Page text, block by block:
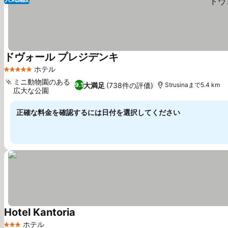
5 ホテルのランク
ホテル
ドヴォール プレジデンキ
9.1大満足 (738件の評価)
ミニ動物園のある
広大な公園
Strusinaまで5.4 km
正確な料金を確認するには日付を選択してください
ホテル
Hotel Kantoria